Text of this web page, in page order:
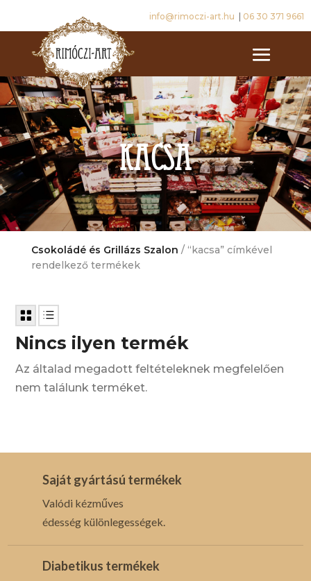
info@rimoczi-art.hu 06 30 371 9661
kacsa
Csokoládé és Grillázs Szalon / “kacsa” címkével
rendelkező termékek
Nincs ilyen termék
Az általad megadott feltételeknek megfelelően
nem találunk terméket.
Saját gyártású termékek
Valódi kézműves
édesség különlegességek.
Diabetikus termékek